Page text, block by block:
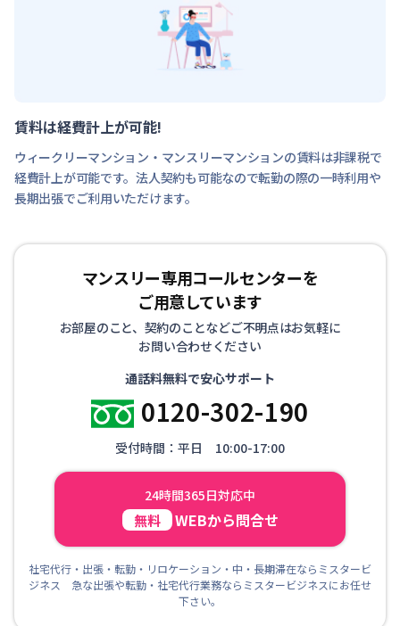
賃料は経費計上が可能!
ウィークリーマンション・マンスリーマンションの賃料は非課税で
経費計上が可能です。法人契約も可能なので転勤の際の一時利用や
長期出張でご利用いただけます。
マンスリー専用コールセンターを
ご用意しています
お部屋のこと、契約のことなどご不明点はお気軽に
お問い合わせください
通話料無料で安心サポート
0120-302-190
受付時間：平日 10:00-17:00
24時間365日対応中
無料 WEBから問合せ
社宅代行・出張・転勤・リロケーション・中・長期滞在ならミスタービ
ジネス 急な出張や転勤・社宅代行業務ならミスタービジネスにお任せ
下さい。